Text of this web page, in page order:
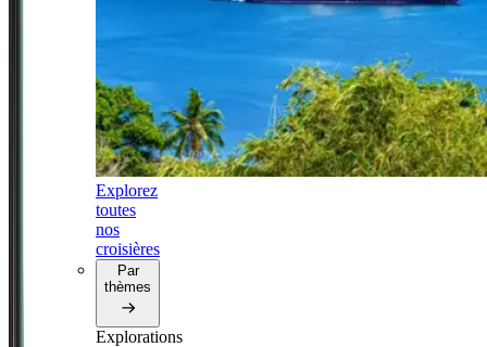
Explorez
toutes
nos
croisières
Par
thèmes
Explorations